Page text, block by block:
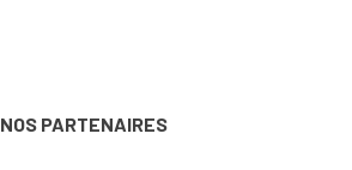
NOS PARTENAIRES